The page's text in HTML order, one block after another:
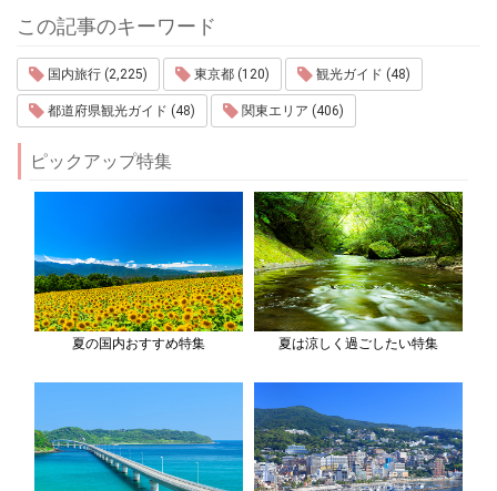
この記事のキーワード
国内旅行 (2,225) 東京都 (120) 観光ガイド (48)
都道府県観光ガイド (48) 関東エリア (406)
ピックアップ特集
夏の国内おすすめ特集 夏は涼しく過ごしたい特集